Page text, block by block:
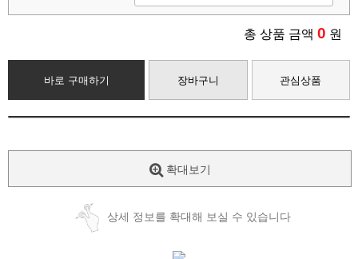
총 상품 금액 0 원
바로 구매하기 장바구니 관심상품
확대보기
상세 정보를 확대해 보실 수 있습니다